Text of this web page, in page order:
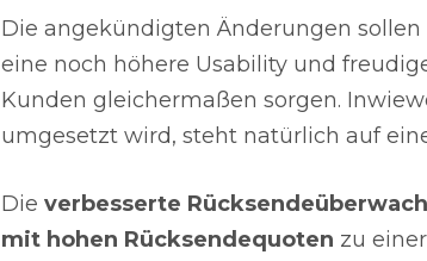
Die angekündigten Änderungen
eine noch höhere Usability und
Kunden gleichermaßen sorgen.
umgesetzt wird, steht natürlich auf
Die verbesserte
mit hohen Rücksendequoten zu